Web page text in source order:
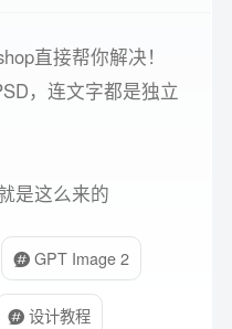
直接帮你解决！
，连文字都是独立
是这么来的
GPT Image 2
设计教程